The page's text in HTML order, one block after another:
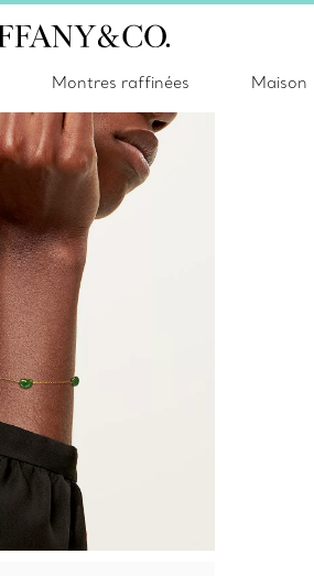
Montres raffinées Maison